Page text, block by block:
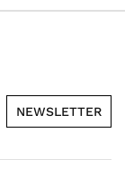
NEWSLETTER